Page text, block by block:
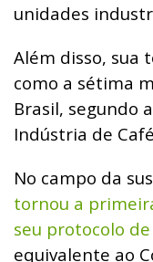
unidades
Além disso, sua
como a sétima
Brasil, segundo
Indústria de Café
No campo da
tornou a
seu protocolo
equivalente ao